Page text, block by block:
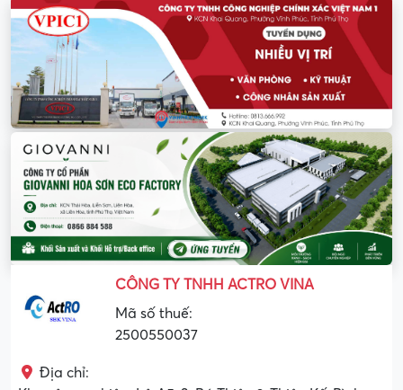
CÔNG TY TNHH ACTRO VINA
Mã số thuế:
2500550037
Địa chỉ: